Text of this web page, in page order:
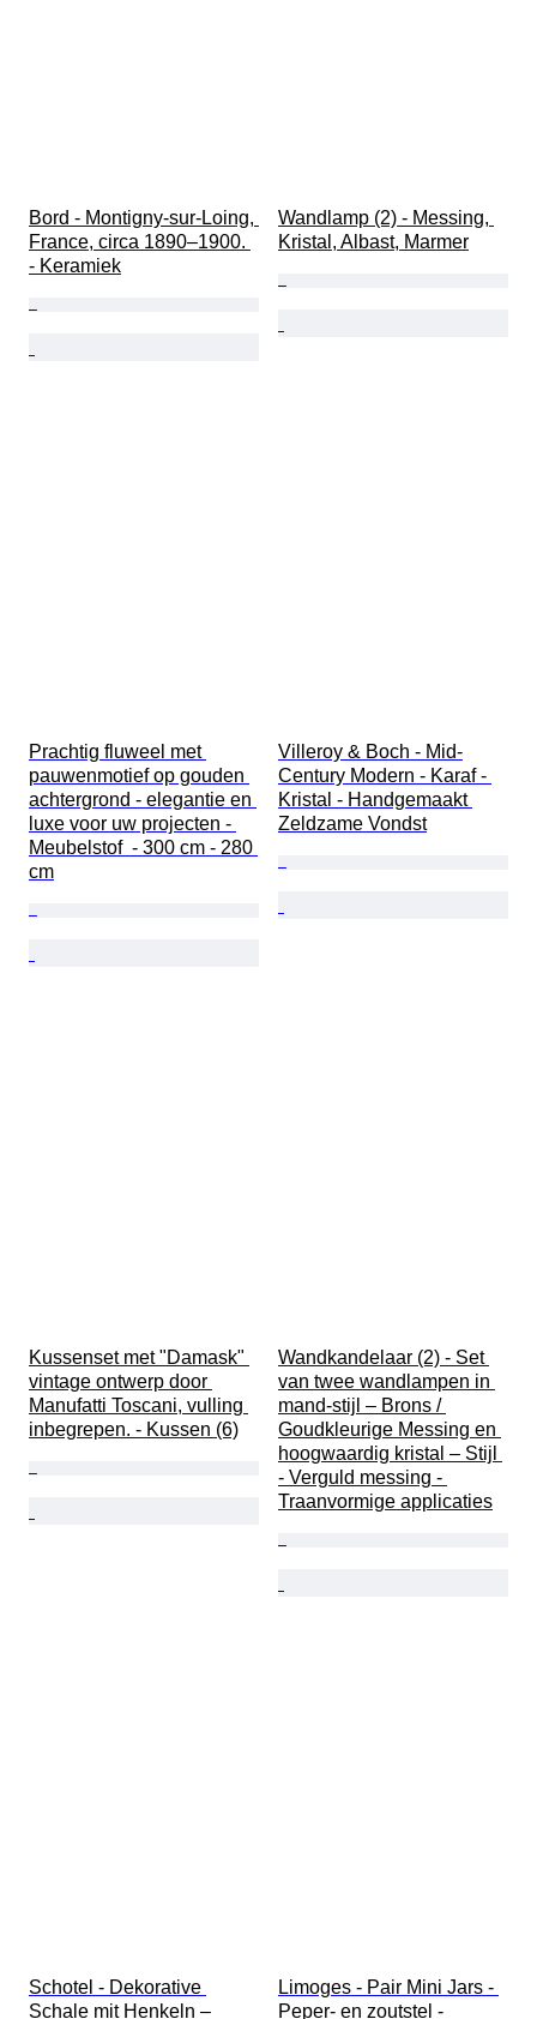
Bord - Montigny-sur-Loing,
France, circa 1890–1900.
- Keramiek
Wandlamp (2) - Messing,
Kristal, Albast, Marmer
Prachtig fluweel met
pauwenmotief op gouden
achtergrond - elegantie en
luxe voor uw projecten -
Meubelstof  - 300 cm - 280
cm
Villeroy & Boch - Mid-
Century Modern - Karaf -
Kristal - Handgemaakt
Zeldzame Vondst
Kussenset met "Damask"
vintage ontwerp door
Manufatti Toscani, vulling
inbegrepen. - Kussen (6)
Wandkandelaar (2) - Set
van twee wandlampen in
mand-stijl – Brons /
Goudkleurige Messing en
hoogwaardig kristal – Stijl
- Verguld messing -
Traanvormige applicaties
Schotel - Dekorative
Schale mit Henkeln –
Limoges - Pair Mini Jars -
Peper- en zoutstel -